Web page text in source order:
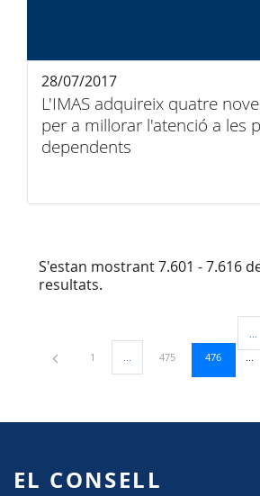
L'IMAS adquireix quatre
per a millorar l'atenció a les
dependents
28/07/2017
S'estan mostrant 7.601 - 7.616
resultats.
Pàgina
1 ...Pàgines intermèdies Utilitzeu
Pàgina
475 Pàgina
476
EL CONSELL